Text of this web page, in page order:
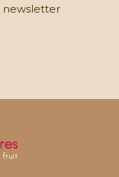
newsletter